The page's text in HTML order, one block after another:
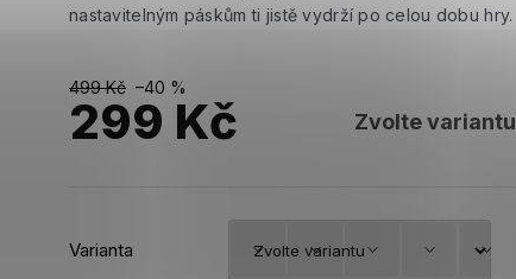
nastavitelným páskům ti jistě vydrží po celou dobu hry.
499 Kč –40 %
299 Kč Zvolte variantu
Varianta